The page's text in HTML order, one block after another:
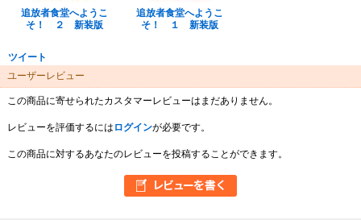
追放者食堂へようこ
そ！ ２ 新装版
追放者食堂へようこ
そ！ １ 新装版
ツイート
ユーザーレビュー
この商品に寄せられたカスタマーレビューはまだありません。
レビューを評価するには ログインが必要です。
この商品に対するあなたのレビューを投稿することができます。